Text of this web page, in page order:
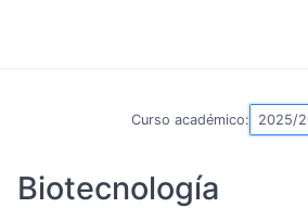
Curso académico:
Biotecnología